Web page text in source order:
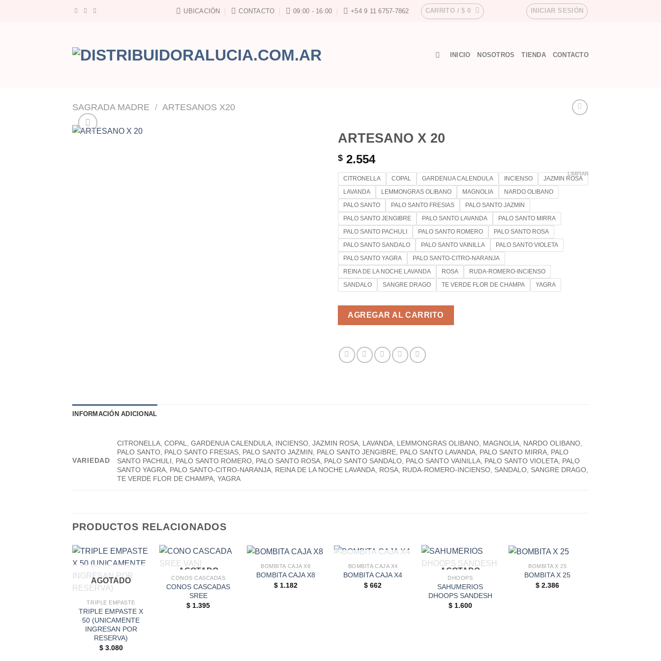
UBICACIÓN CONTACTO 09:00 - 16:00 +54 9 11 6757-7862 CARRITO /$ 0 INICIAR SESIÓN
INICIO NOSOTROS TIENDA CONTACTO
SAGRADA MADRE / ARTESANOS X20
ARTESANO X 20
$ 2.554
CITRONELLA COPAL GARDENUA CALENDULA INCIENSO
JAZMIN ROSA
LAVANDA
LEMMONGRAS OLIBANO MAGNOLIA
NARDO OLIBANO
PALO SANTO
PALO SANTO FRESIAS
PALO SANTO JAZMIN
PALO SANTO JENGIBRE
PALO SANTO LAVANDA
PALO SANTO MIRRA
PALO SANTO PACHULI
PALO SANTO ROMERO
PALO SANTO ROSA
PALO SANTO SANDALO
PALO SANTO VAINILLA
PALO SANTO VIOLETA
PALO SANTO YAGRA
PALO SANTO-CITRO-NARANJA
REINA DE LA NOCHE LAVANDA
ROSA
RUDA-ROMERO-INCIENSO
SANDALO
SANGRE DRAGO TE VERDE FLOR DE CHAMPA YAGRA
LIMPIAR
AGREGAR AL CARRITO
INFORMACIÓN ADICIONAL
VARIEDAD
CITRONELLA, COPAL, GARDENUA CALENDULA, INCIENSO, JAZMIN ROSA, LAVANDA, LEMMONGRAS OLIBANO, MAGNOLIA, NARDO OLIBANO,
PALO SANTO, PALO SANTO FRESIAS, PALO SANTO JAZMIN, PALO SANTO JENGIBRE, PALO SANTO LAVANDA, PALO SANTO MIRRA, PALO
SANTO PACHULI, PALO SANTO ROMERO, PALO SANTO ROSA, PALO SANTO SANDALO, PALO SANTO VAINILLA, PALO SANTO VIOLETA, PALO
SANTO YAGRA, PALO SANTO-CITRO-NARANJA, REINA DE LA NOCHE LAVANDA, ROSA, RUDA-ROMERO-INCIENSO, SANDALO, SANGRE DRAGO,
TE VERDE FLOR DE CHAMPA, YAGRA
PRODUCTOS RELACIONADOS
AGOTADO
TRIPLE EMPASTE
TRIPLE EMPASTE X
50 (UNICAMENTE
INGRESAN POR
RESERVA)
$3.080
AGOTADO
CONOS CASCADAS
CONOS CASCADAS
SREE
$ 1.395
BOMBITA CAJA X8
BOMBITA CAJA X8
$1.182
AGOTADO
BOMBITA CAJA X4
BOMBITA CAJA X4
$ 662
AGOTADO
DHOOPS
SAHUMERIOS
DHOOPS SANDESH
$1.600
BOMBITA X 25
BOMBITA X 25
$ 2.386